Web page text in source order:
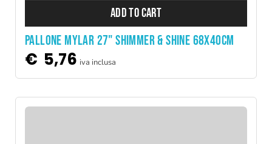
ADD TO CART
PALLONE MYLAR 27" SHIMMER & SHINE 68X40CM
€ 5,76 iva inclusa